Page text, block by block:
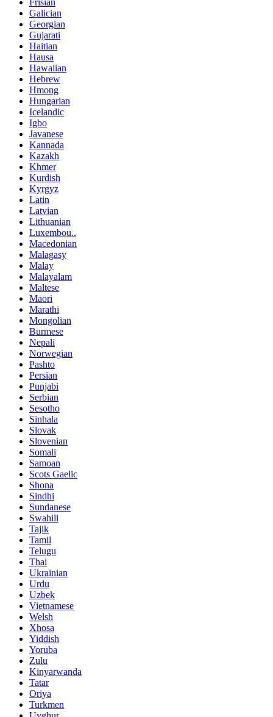
Frisian
Galician
Georgian
Gujarati
Haitian
Hausa
Hawaiian
Hebrew
Hmong
Hungarian
Icelandic
Igbo
Javanese
Kannada
Kazakh
Khmer
Kurdish
Kyrgyz
Latin
Latvian
Lithuanian
Luxembou..
Macedonian
Malagasy
Malay
Malayalam
Maltese
Maori
Marathi
Mongolian
Burmese
Nepali
Norwegian
Pashto
Persian
Punjabi
Serbian
Sesotho
Sinhala
Slovak
Slovenian
Somali
Samoan
Scots Gaelic
Shona
Sindhi
Sundanese
Swahili
Tajik
Tamil
Telugu
Thai
Ukrainian
Urdu
Uzbek
Vietnamese
Welsh
Xhosa
Yiddish
Yoruba
Zulu
Kinyarwanda
Tatar
Oriya
Turkmen